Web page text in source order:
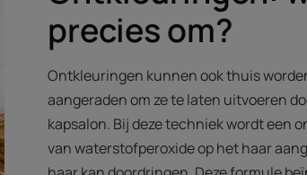
precies om?
Ontkleuringen kunnen ook thuis
aangeraden om ze te laten uitvoeren
kapsalon. Bij deze techniek wordt een
van waterstofperoxide op het haar